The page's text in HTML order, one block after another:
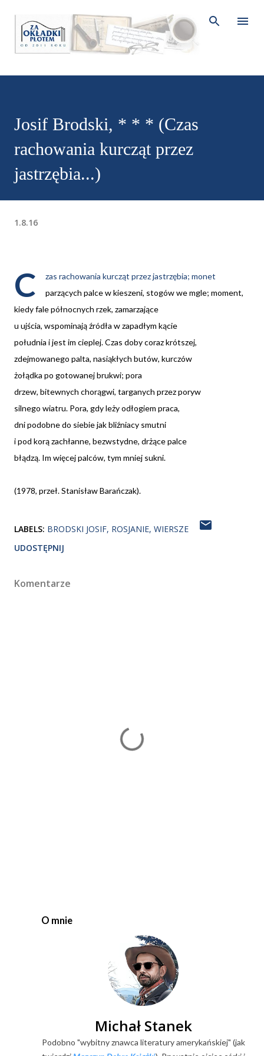
Przejdź do głównej zawartości
Josif Brodski, * * * (Czas
rachowania kurcząt przez
jastrzębia...)
1.8.16
C
zas rachowania kurcząt przez jastrzębia; monet
parzących palce w kieszeni, stogów we mgle; moment,
kiedy fale północnych rzek, zamarzające
u ujścia, wspominają źródła w zapadłym kącie
południa i jest im cieplej. Czas doby coraz krótszej,
zdejmowanego palta, nasiąkłych butów, kurczów
żołądka po gotowanej brukwi; pora
drzew, bitewnych chorągwi, targanych przez poryw
silnego wiatru. Pora, gdy leży odłogiem praca,
dni podobne do siebie jak bliźniacy smutni
i pod korą zachłanne, bezwstydne, drżące palce
błądzą. Im więcej palców, tym mniej sukni.
(1978, przeł. Stanisław Barańczak).
LABELS: BRODSKI JOSIF ROSJANIE WIERSZE
UDOSTĘPNIJ
Komentarze
O mnie
Michał Stanek
Podobno "wybitny znawca literatury amerykańskiej" (jak